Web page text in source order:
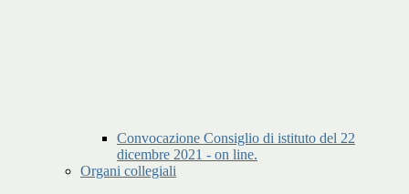
Convocazione Consiglio di istituto del 22
dicembre 2021 - on line.
Organi collegiali